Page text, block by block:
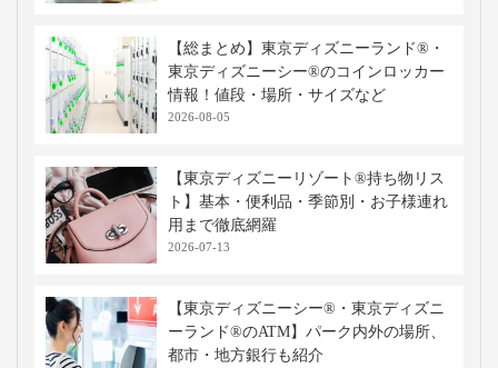
【総まとめ】東京ディズニーランド®・
東京ディズニーシー®のコインロッカー
情報！値段・場所・サイズなど
2026-08-05
【東京ディズニーリゾート®持ち物リス
ト】基本・便利品・季節別・お子様連れ
用まで徹底網羅
2026-07-13
【東京ディズニーシー®・東京ディズニ
ーランド®のATM】パーク内外の場所、
都市・地方銀行も紹介